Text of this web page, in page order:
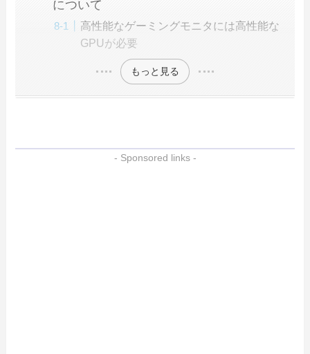
について
高性能なゲーミングモニタには高性能な
GPUが必要
もっと見る
- Sponsored links -